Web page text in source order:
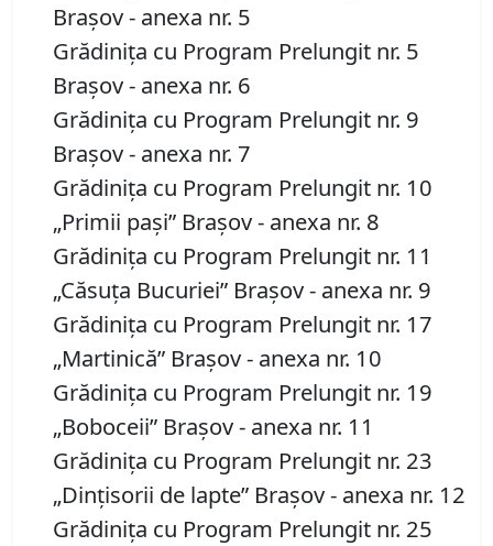
Braşov - anexa nr. 5
Grădiniţa cu Program Prelungit nr. 5
Braşov - anexa nr. 6
Grădiniţa cu Program Prelungit nr. 9
Braşov - anexa nr. 7
Grădiniţa cu Program Prelungit nr. 10
„Primii paşi” Braşov - anexa nr. 8
Grădiniţa cu Program Prelungit nr. 11
„Căsuţa Bucuriei” Braşov - anexa nr. 9
Grădiniţa cu Program Prelungit nr. 17
„Martinică” Braşov - anexa nr. 10
Grădiniţa cu Program Prelungit nr. 19
„Boboceii” Braşov - anexa nr. 11
Grădiniţa cu Program Prelungit nr. 23
„Dinţisorii de lapte” Braşov - anexa nr. 12
Grădiniţa cu Program Prelungit nr. 25